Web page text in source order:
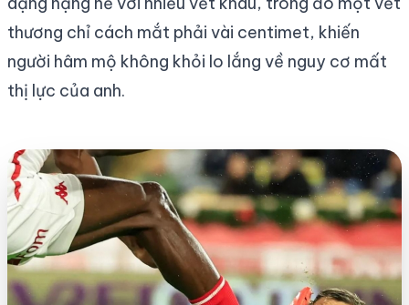
thương chỉ cách mắt phải vài centimet, khiến
người hâm mộ không khỏi lo lắng về nguy cơ mất
thị lực của anh.